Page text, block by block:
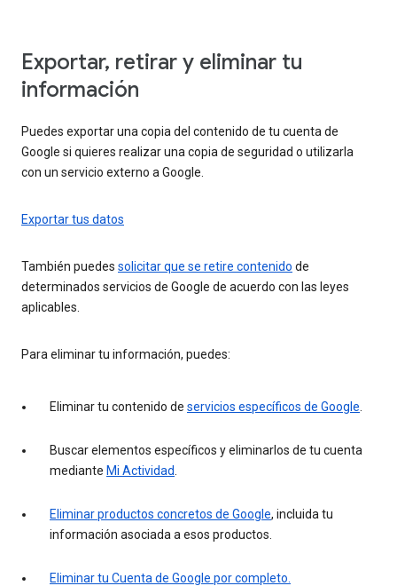
Exportar, retirar y eliminar tu
información
Puedes exportar una copia del contenido de tu cuenta de
Google si quieres realizar una copia de seguridad o utilizarla
con un servicio externo a Google.
Exportar tus datos
También puedes solicitar que se retire contenido de
determinados servicios de Google de acuerdo con las leyes
aplicables.
Para eliminar tu información, puedes:
Eliminar tu contenido de servicios específicos de Google
Buscar elementos específicos y eliminarlos de tu cuenta
mediante Mi Actividad
Eliminar productos concretos de Google, incluida tu
información asociada a esos productos.
Eliminar tu Cuenta de Google por completo.